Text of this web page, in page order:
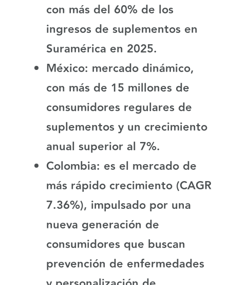
con más del 60% de los
ingresos de suplementos en
Suramérica en 2025.
México: mercado dinámico,
con más de 15 millones de
consumidores regulares de
suplementos y un crecimiento
anual superior al 7%.
Colombia: es el mercado de
más rápido crecimiento (CAGR
7.36%), impulsado por una
nueva generación de
consumidores que buscan
prevención de enfermedades